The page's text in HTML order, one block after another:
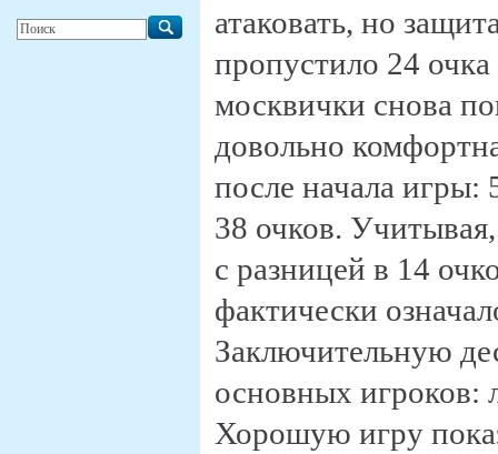
атаковать, но
пропустило 24 очка
москвички снова
довольно
после начала игры:
38 очков.
с разницей в 14
фактически
Заключительную
основных игроков:
Хорошую игру